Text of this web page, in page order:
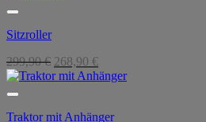
Sitzroller
299,90€ Ursprünglicher
Preis
268,90 €Aktueller
Preis
Traktor mit Anhänger